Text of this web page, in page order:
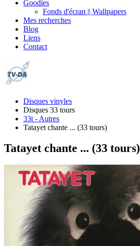
Goodies
Fonds d'écran || Wallpapers
Mes recherches
Blog
Liens
Contact
Disques vinyles
Disques 33 tours
33t - Autres
Tatayet chante ... (33 tours)
Tatayet chante ... (33 tours)